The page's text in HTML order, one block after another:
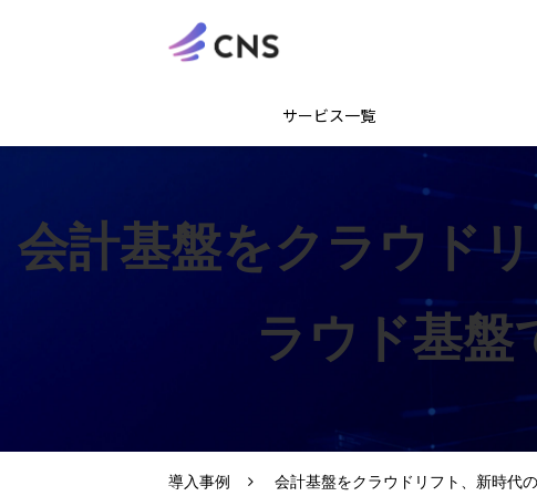
サービス一覧
会計基盤をクラウド
ラウド基盤
導入事例 会計基盤をクラウドリフト、新時代